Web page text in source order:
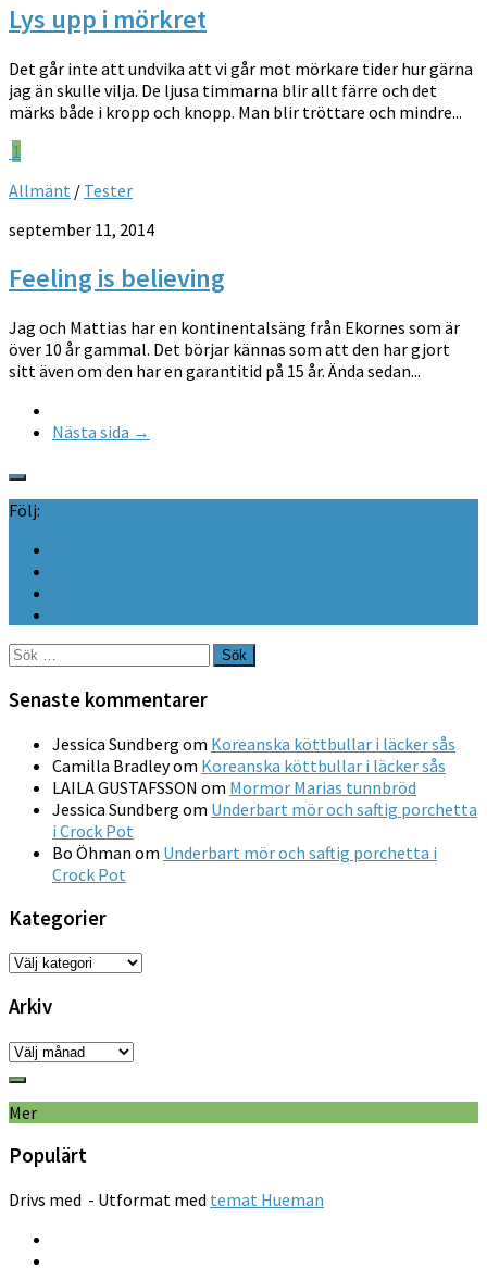
Lys upp i mörkret
Det går inte att undvika att vi går mot mörkare tider hur gärna
jag än skulle vilja. De ljusa timmarna blir allt färre och det
märks både i kropp och knopp. Man blir tröttare och mindre...
1
Allmänt / Tester
september 11, 2014
Feeling is believing
Jag och Mattias har en kontinentalsäng från Ekornes som är
över 10 år gammal. Det börjar kännas som att den har gjort
sitt även om den har en garantitid på 15 år. Ända sedan...
Nästa sida →
Följ:
Sök
Senaste kommentarer
Jessica Sundberg om Koreanska köttbullar i läcker sås
Camilla Bradleyom Koreanska köttbullar i läcker sås
LAILA GUSTAFSSON om Mormor Marias tunnbröd
Jessica Sundberg om Underbart mör och saftig porchetta
i Crock Pot
Bo Öhman om Underbart mör och saftig porchetta i
Crock Pot
Kategorier
Kategorier
Arkiv
Arkiv
Mer
Populärt
Drivs med - Utformat med temat Hueman